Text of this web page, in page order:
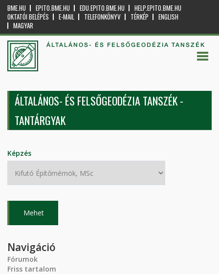
BME.HU EPITO.BME.HU EDU.EPITO.BME.HU
HELP.EPITO.BME.HU
OKTATÓI BELÉPÉS
E-MAIL TELEFONKÖNYV TÉRKÉP
ENGLISH
MAGYAR
ÁLTALÁNOS- ÉS FELSŐGEODÉZIA TANSZÉK
ÁLTALÁNOS- ÉS FELSŐGEODÉZIA TANSZÉK -
TANTÁRGYAK
Képzés
Navigáció
Fórumok
Friss tartalom